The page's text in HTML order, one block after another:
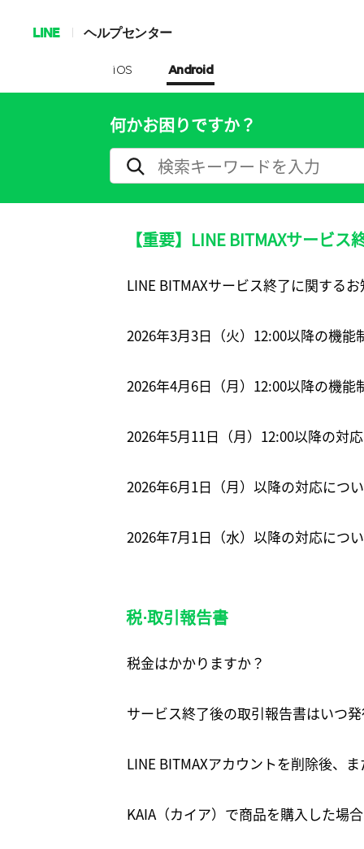
LINE ヘルプセンター
iOS Android
何かお困りですか？
【重要】LINE BITMAXサービ
LINE BITMAXサービス終了に関する
2026年3月3日（火）12:00以降の機能
2026年4月6日（月）12:00以降の機能
2026年5月11日（月）12:00以降の対
2026年6月1日（月）以降の対応につ
2026年7月1日（水）以降の対応につ
税⋅取引報告書
税金はかかりますか？
サービス終了後の取引報告書はいつ
LINE BITMAXアカウントを削除後、
KAIA（カイア）で商品を購入した場